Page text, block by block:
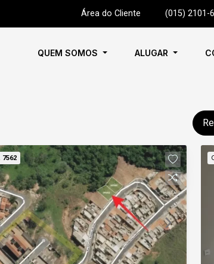
Área do Cliente (015) 2101-
QUEM SOMOS ALUGAR
7562